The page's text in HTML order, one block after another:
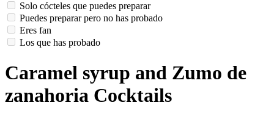
Solo cócteles que puedes preparar
Puedes preparar pero no has probado
Eres fan
Los que has probado
Caramel syrup and Zumo de
zanahoria Cocktails